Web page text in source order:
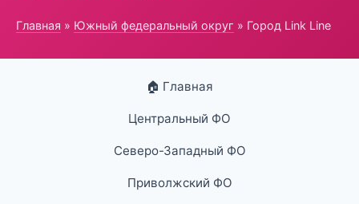
Главная » Южный федеральный округ » Город Link Line
🏠 Главная
Центральный ФО
Северо-Западный ФО
Приволжский ФО